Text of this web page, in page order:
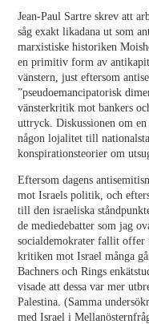
Jean-Paul Sartre skrev att
såg exakt likadana ut som
marxistiske historiken
en primitiv form av
vänstern, just eftersom
”pseudoemancipatorisk
vänsterkritik mot bankers
uttryck. Diskussionen om
någon lojalitet till
konspirationsteorier om
Eftersom dagens
mot Israels politik, och
till den israeliska
de mediedebatter som jag
socialdemokrater fallit
kritiken mot Israel många
Bachners och Rings
visade att dessa var mer
Palestina. (Samma
med Israel i